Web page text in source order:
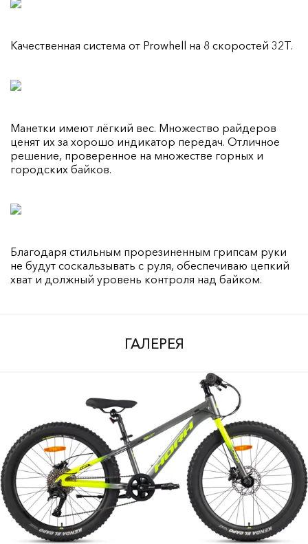
Качественная система от Prowhell на 8 скоростей 32T.
Манетки имеют лёгкий вес. Множество райдеров
ценят их за хорошо индикатор передач. Отличное
решение, проверенное на множестве горных и
городских байков.
Благодаря стильным прорезиненным грипсам руки
не будут соскальзывать с руля, обеспечиваю цепкий
хват и должный уровень контроля над байком.
ГАЛЕРЕЯ